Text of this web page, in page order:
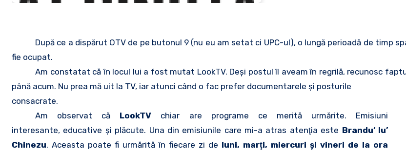
După ce a dispărut OTV de pe butonul 9 (nu eu am setat ci UPC-ul), o lungă perioadă de timp
fie ocupat.
Am constatat că în locul lui a fost mutat LookTV. Deşi postul îl aveam în regrilă, recunosc
până acum. Nu prea mă uit la TV, iar atunci când o fac prefer documentarele şi posturile
consacrate.
Am observat că LookTV chiar are programe ce merită urmărite. Emisiuni
interesante, educative şi plăcute. Una din emisiunile care mi-a atras atenţia este Brandu’ lu’
Chinezu. Aceasta poate fi urmărită în fiecare zi de luni, marţi, miercuri şi vineri de la ora